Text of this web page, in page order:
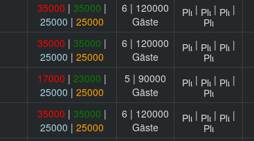
35000 | 35000 |
25000 | 25000
6 | 120000
Gäste
| | |
35000 | 35000 |
25000 | 25000
6 | 120000
Gäste
| | |
17000 | 23000 |
25000 | 25000
5 | 90000
Gäste
| | |
35000 | 35000 |
25000 | 25000
6 | 120000
Gäste
| | |